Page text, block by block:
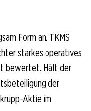
Form an. TKMS
starkes operatives
bewertet. Hält der
der
Aktie im